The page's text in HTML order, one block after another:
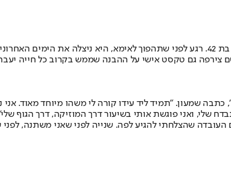
רונה לי שמעון נמצאת בימים אלה בחודשים מתקדמים להיריונה הראשון, כשהיא בת 42. רגע
צירפה גם טקסט אישי על ההבנה שממש בקרוב כל חייה
שמעון. "תמיד ליד עידו קורה לי משהו מיוחד מאוד. אני
שלי, ואני פוגשת אותי בשיעור דרך המוזיקה, דרך הגוף
שהצלחתי להגיע לפה. שנייה לפני שאני משתנה,